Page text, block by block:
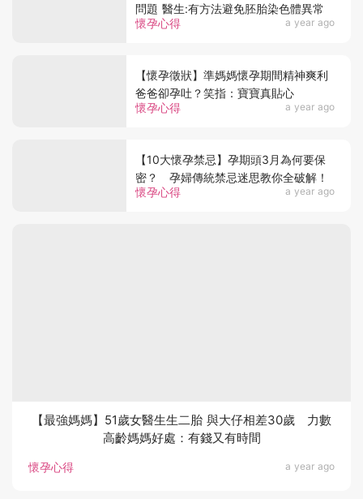
懷孕心得 a year ago
問題 醫生:有方法避免胚胎染色體異常
懷孕心得 a year ago
【懷孕徵狀】準媽媽懷孕期間精神爽利
爸爸卻孕吐？笑指：寶寶真貼心
懷孕心得 a year ago
【10大懷孕禁忌】孕期頭3月為何要保
密？ 孕婦傳統禁忌迷思教你全破解！
懷孕心得 a year ago
【最強媽媽】51歲女醫生生二胎 與大仔相差30歲 力數
高齡媽媽好處：有錢又有時間